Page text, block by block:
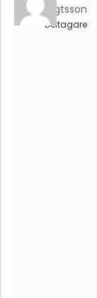
Bengtsson
Deltagare